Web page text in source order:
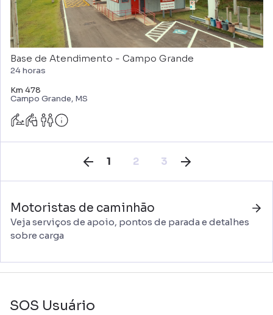
Base de Atendimento - Campo Grande
24 horas
Km 478
Campo Grande, MS
1 2 3
Motoristas de caminhão
Veja serviços de apoio, pontos de parada e detalhes
sobre carga
SOS Usuário